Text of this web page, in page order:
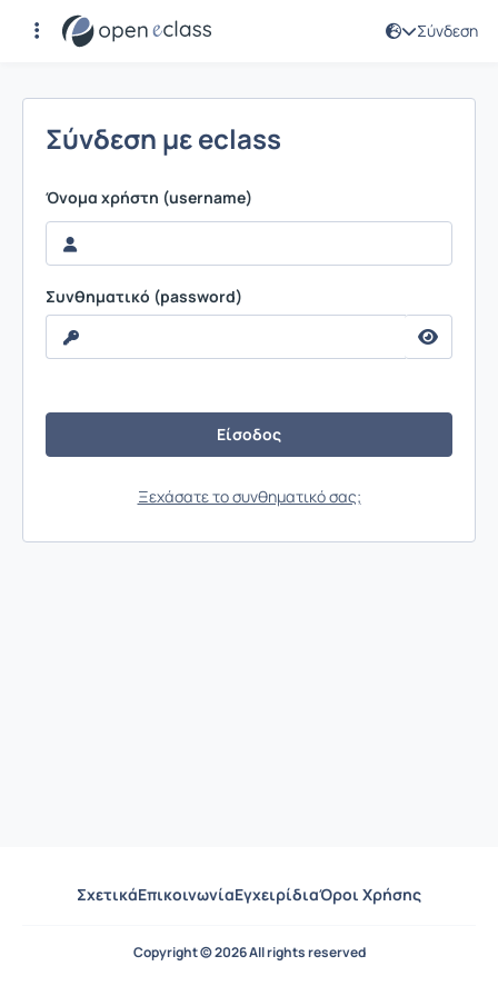
Σύνδεση
Σύνδεση
Σύνδεση με eclass
Όνομα χρήστη (username)
Συνθηματικό (password)
Ξεχάσατε το συνθηματικό σας;
ΣχετικάΕπικοινωνίαΕγχειρίδιαΌροι Χρήσης
Copyright © 2026 All rights reserved